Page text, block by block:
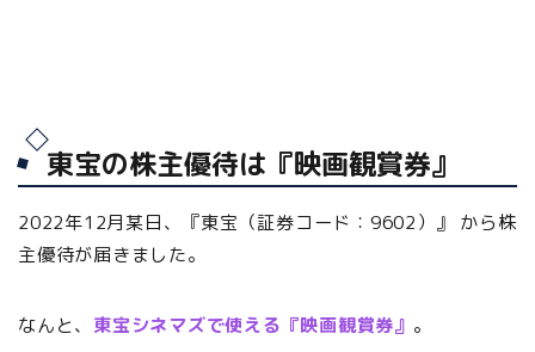
東宝の株主優待は『映画観賞券』
2022年12月某日、『東宝（証券コード：9602）』 から株
主優待が届きました。
なんと、 東宝シネマズで使える『映画観賞券』 。